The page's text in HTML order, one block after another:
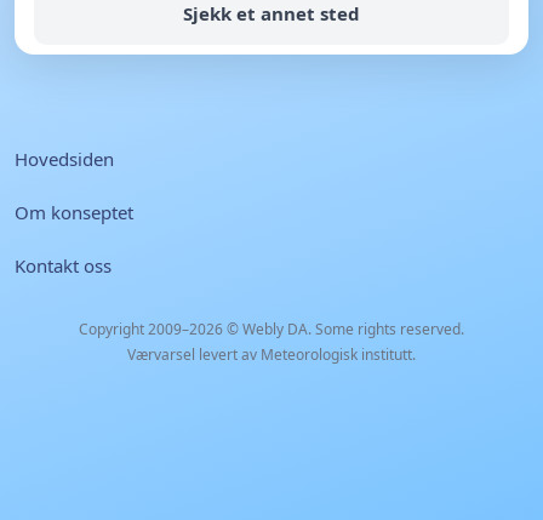
Sjekk et annet sted
Hovedsiden
Om konseptet
Kontakt oss
Copyright 2009–2026 ©Webly DA. Some rights reserved.
Værvarsel levert av Meteorologisk institutt.